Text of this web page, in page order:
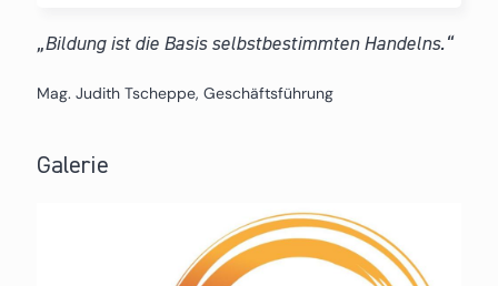
Bildung ist die Basis selbstbestimmten Handelns.
Mag. Judith Tscheppe, Geschäftsführung
Galerie